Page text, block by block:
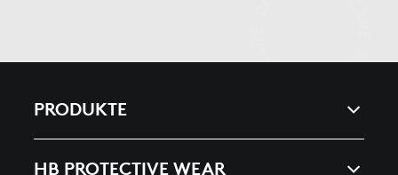
PRODUKTE
HB PROTECTIVE WEAR